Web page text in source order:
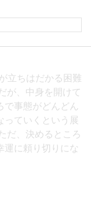
立ちはだかる困難
が、中身を開けて
事態がどんどん
っていくという展
だ、決めるところ
運に頼り切りにな